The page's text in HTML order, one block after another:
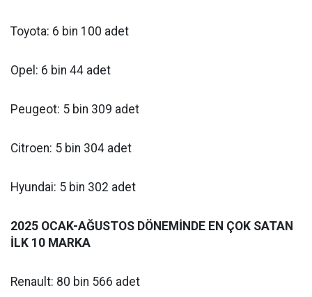
Toyota: 6 bin 100 adet
Opel: 6 bin 44 adet
Peugeot: 5 bin 309 adet
Citroen: 5 bin 304 adet
Hyundai: 5 bin 302 adet
2025 OCAK-AĞUSTOS DÖNEMİNDE EN ÇOK SATAN
İLK 10 MARKA
Renault: 80 bin 566 adet